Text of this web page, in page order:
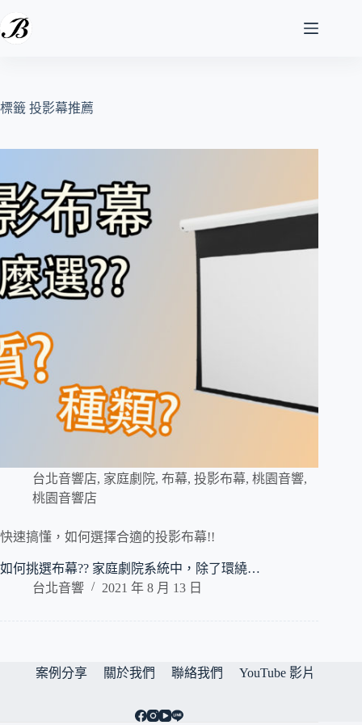
至
容
標籤 投影幕推薦
台北音響店, 家庭劇院, 布幕, 投影布幕, 桃園音響,
桃園音響店
快速搞懂，如何選擇合適的投影布幕!!
如何挑選布幕?? 家庭劇院系統中，除了環繞…
台北音響
2021 年 8 月 13 日
案例分享 關於我們 聯絡我們 YouTube 影片